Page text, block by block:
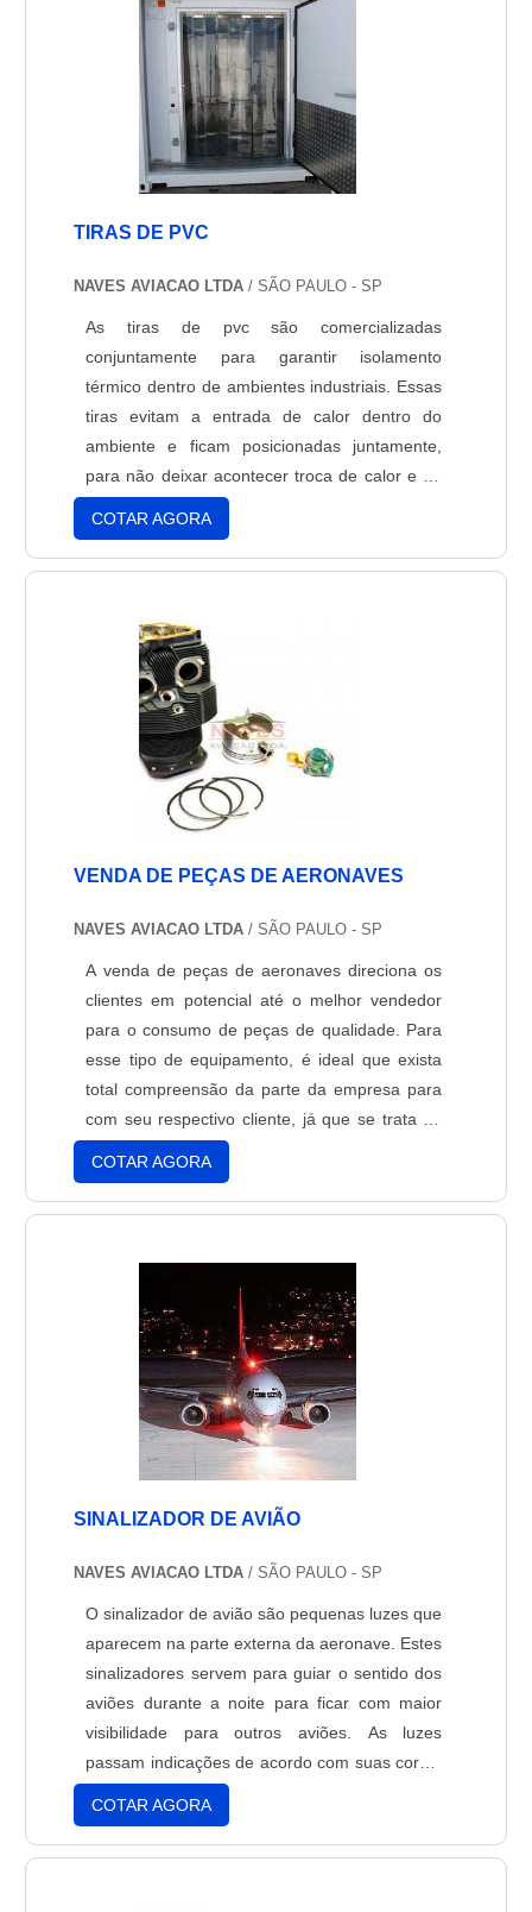
TIRAS DE PVC
NAVES AVIACAO LTDA / SÃO PAULO - SP
As tiras de pvc são comercializadas
conjuntamente para garantir isolamento
térmico dentro de ambientes industriais. Essas
tiras evitam a entrada de calor dentro do
ambiente e ficam posicionadas juntamente,
para não deixar acontecer troca de calor e ao
mesmo tempo permitir a entrada dos
profissionais envolvidos nos respectivos
processos. A cortina de pvc é geralmente
dependendo da finalidade. Elas são pre....
COTAR AGORA
VENDA DE PEÇAS DE AERONAVES
NAVES AVIACAO LTDA / SÃO PAULO - SP
A venda de peças de aeronaves direciona os
clientes em potencial até o melhor vendedor
para o consumo de peças de qualidade. Para
esse tipo de equipamento, é ideal que exista
total compreensão da parte da empresa para
com seu respectivo cliente, já que se trata de
um setor complexo e que precisa de atenção
redobrada para a garantia de segurança tanto
para os profissionais e passageiros. O avião é
treinam....
COTAR AGORA
SINALIZADOR DE AVIÃO
NAVES AVIACAO LTDA / SÃO PAULO - SP
O sinalizador de avião são pequenas luzes que
aparecem na parte externa da aeronave. Estes
sinalizadores servem para guiar o sentido dos
aviões durante a noite para ficar com maior
visibilidade para outros aviões. As luzes
passam indicações de acordo com suas cores:
a luz verde indica que o outros avião está se
afastando para a direita, enquanto a luz
vermelha indica o direcionamento para a
COTAR AGORA